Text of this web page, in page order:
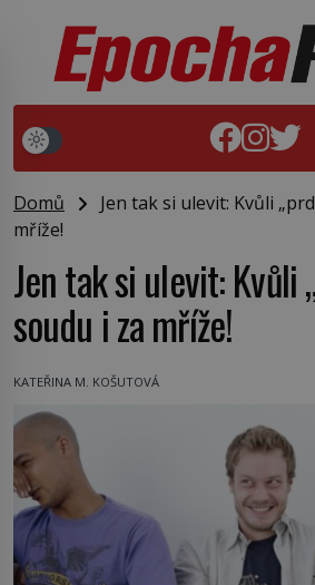
Domů
Jen tak si ulevit: Kvůli
mříže!
Jen tak si ulevit: Kvůli
soudu i za mříže!
KATEŘINA M. KOŠUTOVÁ